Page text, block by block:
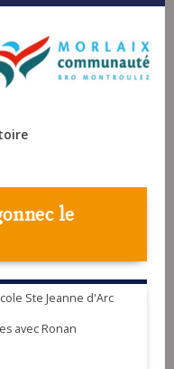
Deiz
le
Ste Jeanne d'Arc
avec Ronan